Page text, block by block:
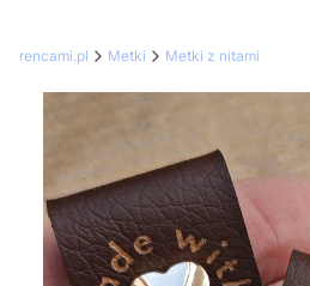
rencami.pl Metki Metki z nitami